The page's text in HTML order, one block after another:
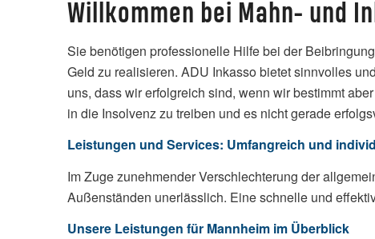
Willkommen bei Mahn- und
Sie benötigen professionelle Hilfe bei der
Geld zu realisieren. ADU Inkasso bietet sinnvolles
uns, dass wir erfolgreich sind, wenn wir bestimmt
in die Insolvenz zu treiben und es nicht gerade
Leistungen und Services: Umfangreich und
Im Zuge zunehmender Verschlechterung der
Außenständen unerlässlich. Eine schnelle und
Unsere Leistungen für Mannheim im Überblick